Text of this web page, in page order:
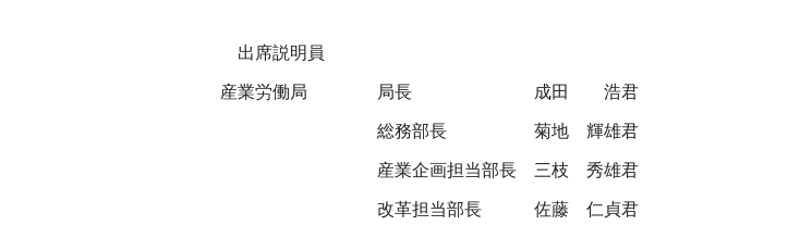
出席説明員
産業労働局 局長 成田 浩君
総務部長 菊地 輝雄君
産業企画担当部長 三枝 秀雄君
改革担当部長 佐藤 仁貞君